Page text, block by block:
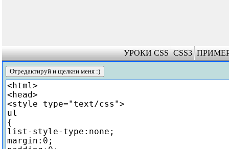
УРОКИ CSS CSS3